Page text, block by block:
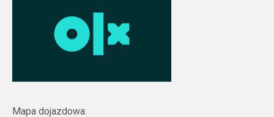
Mapa dojazdowa: